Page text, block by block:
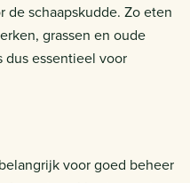
schaapskudde. Zo eten
grassen en oude
dus essentieel voor
voor goed beheer